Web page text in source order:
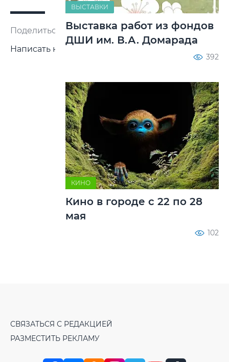
Поделиться:
Написать нам
ВЫСТАВКИ
Выставка работ из фондов
ДШИ им. В.А. Домарада
392
КИНО
Кино в городе с 22 по 28
мая
102
СВЯЗАТЬСЯ С РЕДАКЦИЕЙ
РАЗМЕСТИТЬ РЕКЛАМУ